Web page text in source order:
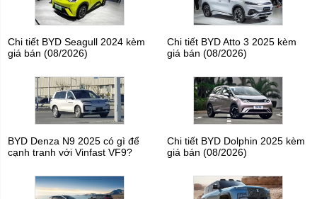
Chi tiết BYD Seagull 2024 kèm
giá bán (08/2026)
Chi tiết BYD Atto 3 2025 kèm
giá bán (08/2026)
BYD Denza N9 2025 có gì để
cạnh tranh với Vinfast VF9?
Chi tiết BYD Dolphin 2025 kèm
giá bán (08/2026)